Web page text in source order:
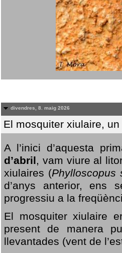
divendres, 8. maig 2026
El mosquiter xiulaire,
A l’inici d’aquesta
d’abril, vam viure al
xiulaires (Phylloscopus
d’anys anterior, ens
progressiu a la
El mosquiter xiulaire
present de manera
llevantades (vent de